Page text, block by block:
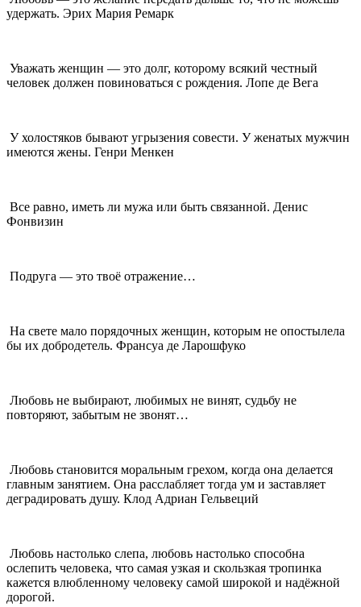
удержать. Эрих Мария Ремарк
Уважать женщин — это долг, которому всякий честный
человек должен повиноваться с рождения. Лопе де Вега
У холостяков бывают угрызения совести. У женатых мужчин
имеются жены. Генри Менкен
Все равно, иметь ли мужа или быть связанной. Денис
Фонвизин
Подруга — это твоё отражение…
На свете мало порядочных женщин, которым не опостылела
бы их добродетель. Франсуа де Ларошфуко
Любовь не выбирают, любимых не винят, судьбу не
повторяют, забытым не звонят…
Любовь становится моральным грехом, когда она делается
главным занятием. Она расслабляет тогда ум и заставляет
деградировать душу. Клод Адриан Гельвеций
Любовь настолько слепа, любовь настолько способна
ослепить человека, что самая узкая и скользкая тропинка
кажется влюбленному человеку самой широкой и надёжной
дорогой.